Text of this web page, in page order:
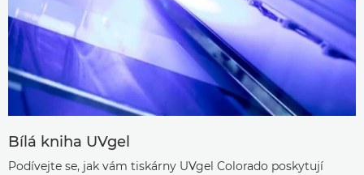
Bílá kniha UVgel
Podívejte se, jak vám tiskárny UVgel Colorado poskytují